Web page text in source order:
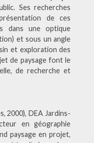
Ses recherches
de ces
dans une optique
et sous un angle
et exploration des
de paysage font le
de recherche et
2000), DEA Jardins-
en géographie
paysage en projet,